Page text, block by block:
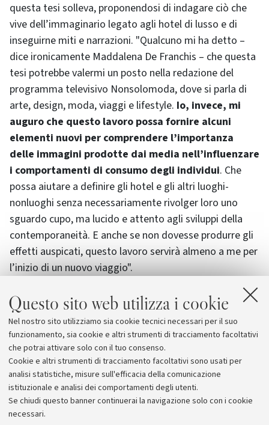
Questo sito web utilizza i cookie
Nel nostro sito utilizziamo sia cookie tecnici necessari per il suo
funzionamento, sia cookie e altri strumenti di tracciamento facoltativi
che potrai attivare solo con il tuo consenso.
Cookie e altri strumenti di tracciamento facoltativi sono usati per
analisi statistiche, misure sull'efficacia della comunicazione
istituzionale e analisi dei comportamenti degli utenti.
Se chiudi questo banner continuerai la navigazione solo con i cookie
necessari.
questa tesi solleva, proponendosi di indagare ciò che
vive dell’immaginario legato agli hotel di lusso e di
inseguirne miti e narrazioni. "Qualcuno mi ha detto –
dice ironicamente Maddalena De Franchis – che questa
tesi potrebbe valermi un posto nella redazione del
programma televisivo Nonsolomoda, dove si parla di
arte, design, moda, viaggi e lifestyle. Io, invece, mi
auguro che questo lavoro possa fornire alcuni
elementi nuovi per comprendere l’importanza
delle immagini prodotte dai media nell’influenzare
i comportamenti di consumo degli individui. Che
possa aiutare a definire gli hotel e gli altri luoghi-
nonluoghi senza necessariamente rivolger loro uno
sguardo cupo, ma lucido e attento agli sviluppi della
contemporaneità. E anche se non dovesse produrre gli
effetti auspicati, questo lavoro servirà almeno a me per
l’inizio di un nuovo viaggio".
La discussione è fissata per le ore 12.30 in aula Alberti 1,
via Quintino Sella 13. Per informazioni: Corso di laurea
specialistica in Sistemi e comunicazione della moda tel.
0541 430030 e-mailspecialisticamoda@rimini.unibo.it